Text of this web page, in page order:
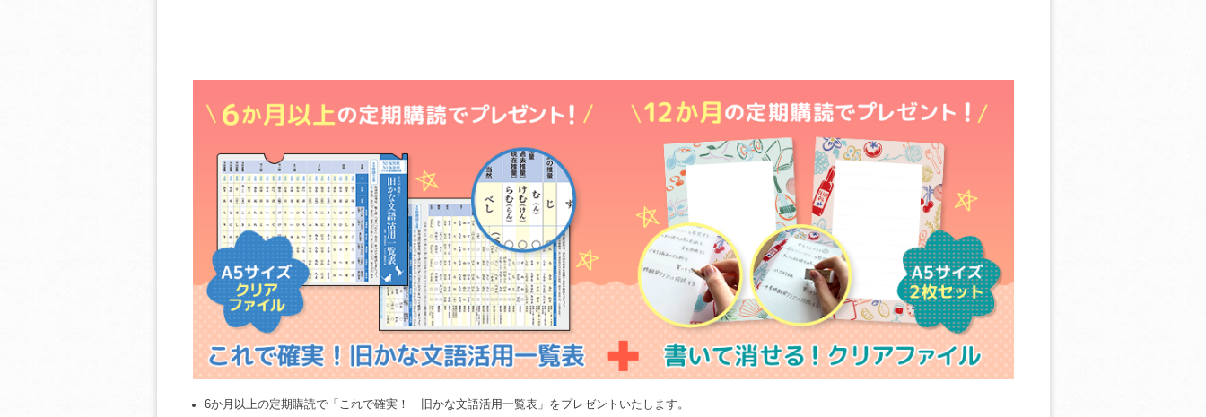
6か月以上の定期購読で「これで確実！ 旧かな文語活用一覧表」をプレゼントいたします。